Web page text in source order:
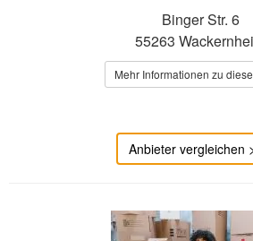
Binger Str. 6
55263
Mehr Informationen zu
Anbieter vergleichen